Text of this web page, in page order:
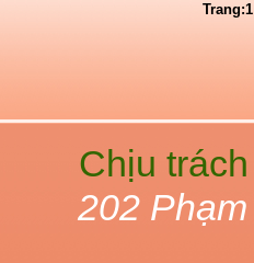
Trang:1
Chịu
202